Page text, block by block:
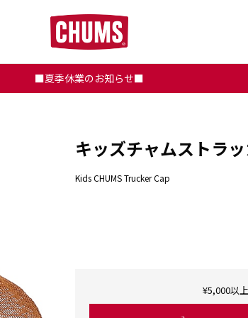
■夏季休業のお知らせ■
キッズチャムストラ
Kids CHUMS Trucker Cap
¥5,000以